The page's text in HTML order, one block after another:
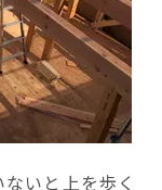
いと上を歩く